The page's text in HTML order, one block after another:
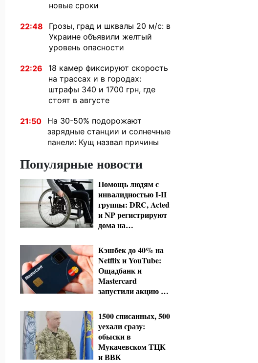
новые сроки
22:48
Грозы, град и шквалы 20 м/с: в
Украине объявили желтый
уровень опасности
22:26
18 камер фиксируют скорость
на трассах и в городах:
штрафы 340 и 1700 грн, где
стоят в августе
21:50
На 30-50% подорожают
зарядные станции и солнечные
панели: Кущ назвал причины
Популярные новости
Помощь людям с
инвалидностью I-II
группы: DRC, Acted
и NP регистрируют
дома на
Кэшбек до 40% на
Netflix и YouTube:
Ощадбанк и
Mastercard
запустили акцию до
1500 списанных, 500
уехали сразу:
обыски в
Мукачевском ТЦК
и ВВК